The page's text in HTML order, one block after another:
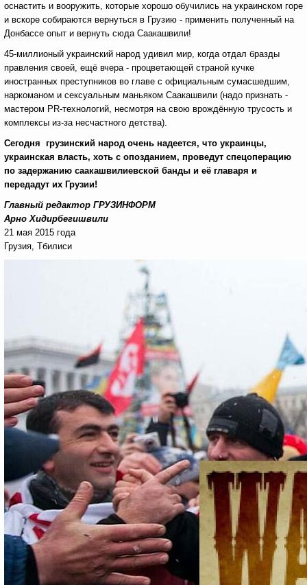
оснастить и вооружить, которые хорошо обучились на украинском горе
и вскоре собираются вернуться в Грузию - применить полученный на
Донбассе опыт и вернуть сюда Саакашвили!
45-миллионый украинский народ удивил мир, когда отдал бразды
правления своей, ещё вчера - процветающей страной кучке
иностранных преступников во главе с официальным сумасшедшим,
наркоманом и сексуальным маньяком Саакашвили (надо признать -
мастером PR-технологий, несмотря на свою врождённую трусость и
комплексы из-за несчастного детства).
Сегодня грузинский народ очень надеется, что украинцы,
украинская власть, хоть с опозданием, проведут спецоперацию
по задержанию саакашвилиевской банды и её главаря и
передадут их Грузии!
Главный редактор ГРУЗИНФОРМ
Арно Хидирбегишвили
21 мая 2015 года
Грузия, Тбилиси